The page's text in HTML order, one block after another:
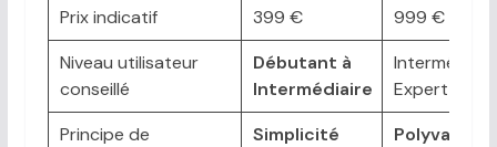
Prix indicatif
399 €
999 €
Niveau utilisateur
conseillé
Débutant à
Intermédiaire
Expert
Principe de
Simplicité